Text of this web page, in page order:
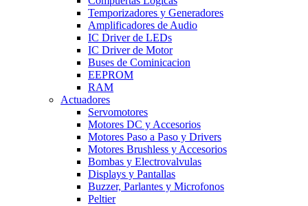
Temporizadores y Generadores
Amplificadores de Audio
IC Driver de LEDs
IC Driver de Motor
Buses de Cominicacion
EEPROM
RAM
Actuadores
Servomotores
Motores DC y Accesorios
Motores Paso a Paso y Drivers
Motores Brushless y Accesorios
Bombas y Electrovalvulas
Displays y Pantallas
Buzzer, Parlantes y Microfonos
Peltier